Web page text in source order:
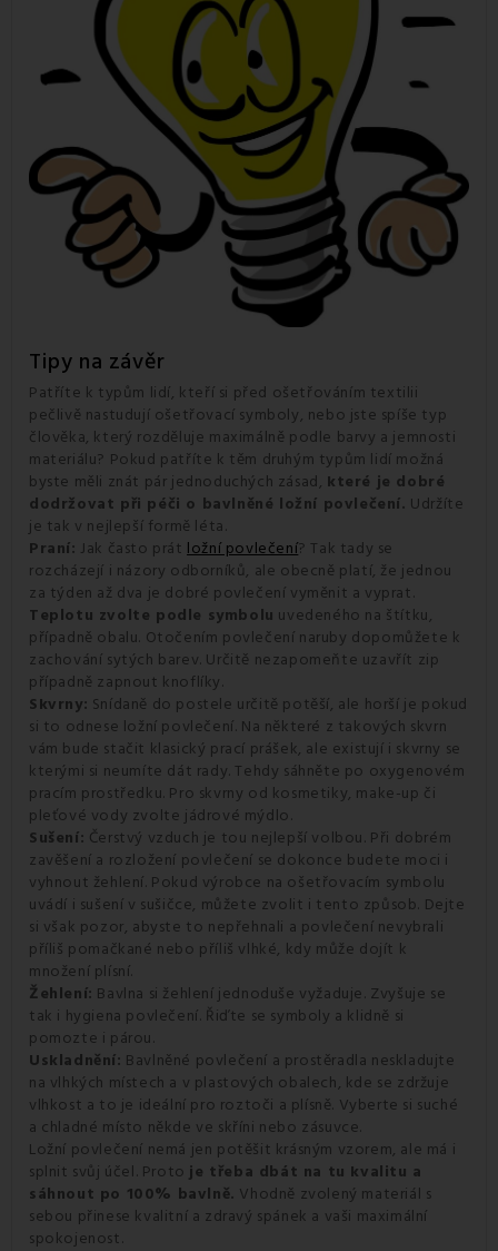
Tipy na závěr
Patříte k typům lidí, kteří si před ošetřováním textilii
pečlivě nastudují ošetřovací symboly, nebo jste spíše typ
člověka, který rozděluje maximálně podle barvy a jemnosti
materiálu? Pokud patříte k těm druhým typům lidí možná
byste měli znát pár jednoduchých zásad, které je dobré
dodržovat při péči o bavlněné ložní povlečení. Udržíte
je tak v nejlepší formě léta.
Praní: Jak často prát ložní povlečení? Tak tady se
rozcházejí i názory odborníků, ale obecně platí, že jednou
za týden až dva je dobré povlečení vyměnit a vyprat.
Teplotu zvolte podle symbolu uvedeného na štítku,
případně obalu. Otočením povlečení naruby dopomůžete k
zachování sytých barev. Určitě nezapomeňte uzavřít zip
případně zapnout knoflíky.
Skvrny: Snídaně do postele určitě potěší, ale horší je pokud
si to odnese ložní povlečení. Na některé z takových skvrn
vám bude stačit klasický prací prášek, ale existují i skvrny se
kterými si neumíte dát rady. Tehdy sáhněte po oxygenovém
pracím prostředku. Pro skvrny od kosmetiky, make-up či
pleťové vody zvolte jádrové mýdlo.
Sušení: Čerstvý vzduch je tou nejlepší volbou. Při dobrém
zavěšení a rozložení povlečení se dokonce budete moci i
vyhnout žehlení. Pokud výrobce na ošetřovacím symbolu
uvádí i sušení v sušičce, můžete zvolit i tento způsob. Dejte
si však pozor, abyste to nepřehnali a povlečení nevybrali
příliš pomačkané nebo příliš vlhké, kdy může dojít k
množení plísní.
Žehlení: Bavlna si žehlení jednoduše vyžaduje. Zvyšuje se
tak i hygiena povlečení. Řiďte se symboly a klidně si
pomozte i párou.
Uskladnění: Bavlněné povlečení a prostěradla neskladujte
na vlhkých místech a v plastových obalech, kde se zdržuje
vlhkost a to je ideální pro roztoči a plísně. Vyberte si suché
a chladné místo někde ve skříni nebo zásuvce.
Ložní povlečení nemá jen potěšit krásným vzorem, ale má i
splnit svůj účel. Proto je třeba dbát na tu kvalitu a
sáhnout po 100% bavlně. Vhodně zvolený materiál s
sebou přinese kvalitní a zdravý spánek a vaši maximální
spokojenost.